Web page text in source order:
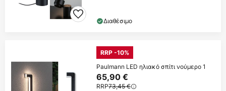
Διαθέσιμο
RRP -10%
Paulmann LED ηλιακό σπίτι νούμερο 1
65,90 €
RRP73,45 €